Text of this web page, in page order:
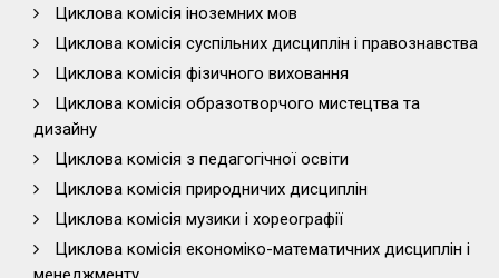
Циклова комісія іноземних мов
Циклова комісія суспільних дисциплін і правознавства
Циклова комісія фізичного виховання
Циклова комісія образотворчого мистецтва та
дизайну
Циклова комісія з педагогічної освіти
Циклова комісія природничих дисциплін
Циклова комісія музики і хореографії
Циклова комісія економіко-математичних дисциплін і